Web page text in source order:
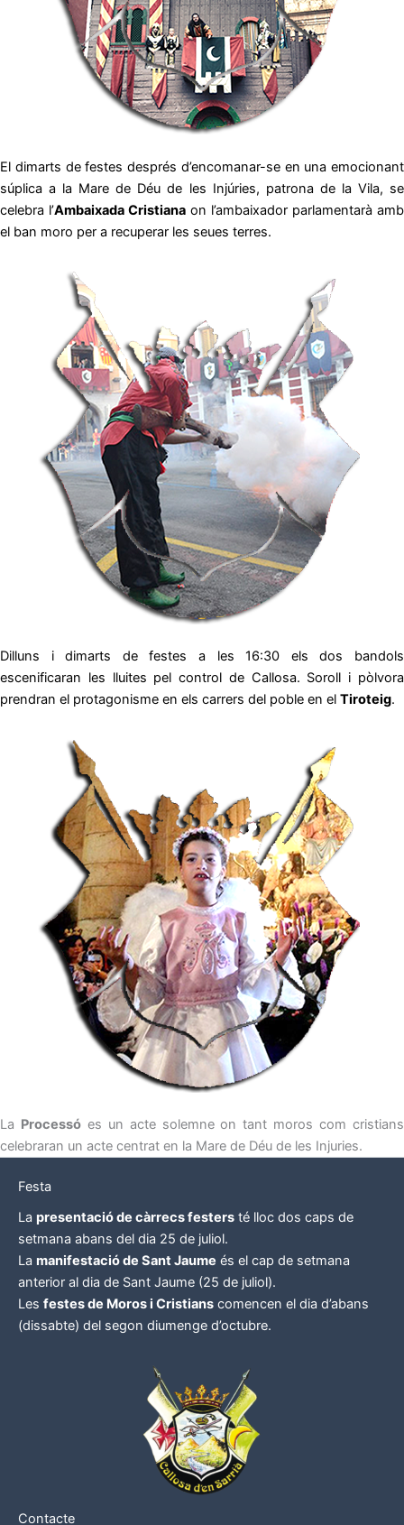
El dimarts de festes després d’encomanar-se en una emocionant
súplica a la Mare de Déu de les Injúries, patrona de la Vila, se
celebra l’Ambaixada Cristiana on l’ambaixador parlamentarà amb
el ban moro per a recuperar les seues terres.
Dilluns i dimarts de festes a les 16:30 els dos bandols
escenificaran les lluites pel control de Callosa. Soroll i pòlvora
prendran el protagonisme en els carrers del poble en el Tiroteig.
La Processóes un acte solemne on tant moros com cristians
celebraran un acte centrat en la Mare de Déu de les Injuries.
Festa
La presentació de càrrecs festers té lloc dos caps de
setmana abans del dia 25 de juliol.
La manifestació de Sant Jaume és el cap de setmana
anterior al dia de Sant Jaume (25 de juliol).
Les festes de Moros i Cristians comencen el dia d’abans
(dissabte) del segon diumenge d’octubre.
Contacte